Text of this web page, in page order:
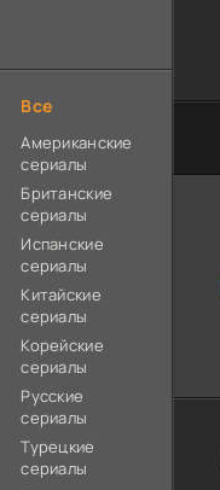
Все
Американские
сериалы
Британские
сериалы
Испанские
сериалы
Китайские
сериалы
Корейские
сериалы
Русские
сериалы
Турецкие
сериалы